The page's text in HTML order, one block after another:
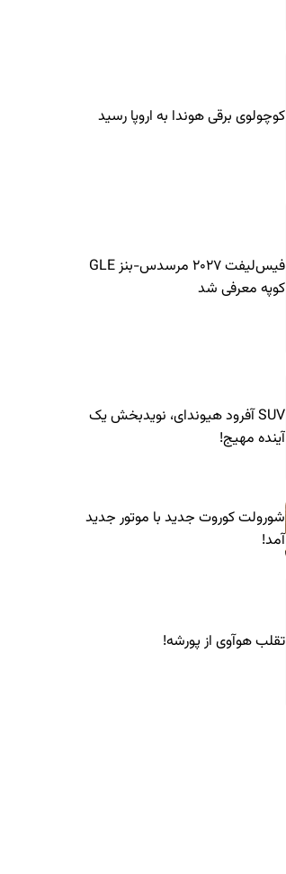
کوچولوی برقی هوندا به اروپا رسید
فیس‌لیفت ۲۰۲۷ مرسدس-بنز GLE
کوپه معرفی شد
SUV آفرود هیوندای، نویدبخش یک
آینده مهیج!
شورولت کوروت جدید با موتور جدید
آمد!
تقلب هوآوی از پورشه!